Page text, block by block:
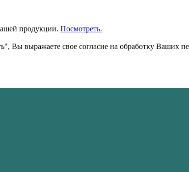
продукции. Посмотреть.
Вы выражаете свое согласие на обработку Ваших